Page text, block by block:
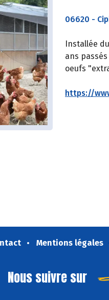
06620 -
Installée
ans
oeufs
https://
Mentions légales
Nous suivre sur